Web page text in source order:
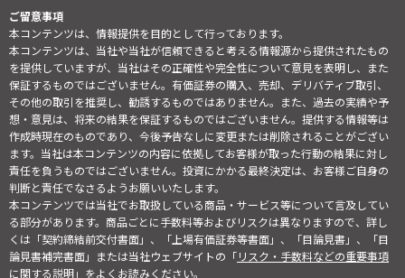
ご留意事項
本コンテンツは、情報提供を目的として行っております。
本コンテンツは、当社や当社が信頼できると考える情報源から提供されたもの
を提供していますが、当社はその正確性や完全性について意見を表明し、また
保証するものではございません。有価証券の購入、売却、デリバティブ取引、
その他の取引を推奨し、勧誘するものではありません。また、過去の実績や予
想・意見は、将来の結果を保証するものではございません。提供する情報等は
作成時現在のものであり、今後予告なしに変更または削除されることがござい
ます。当社は本コンテンツの内容に依拠してお客様が取った行動の結果に対し
責任を負うものではございません。投資にかかる最終決定は、お客様ご自身の
判断と責任でなさるようお願いいたします。
本コンテンツでは当社でお取扱している商品・サービス等について言及してい
る部分があります。商品ごとに手数料等およびリスクは異なりますので、詳し
くは「契約締結前交付書面」、「上場有価証券等書面」、「目論見書」、「目
論見書補完書面」または当社ウェブサイトの「リスク・手数料などの重要事項
に関する説明」をよくお読みください。